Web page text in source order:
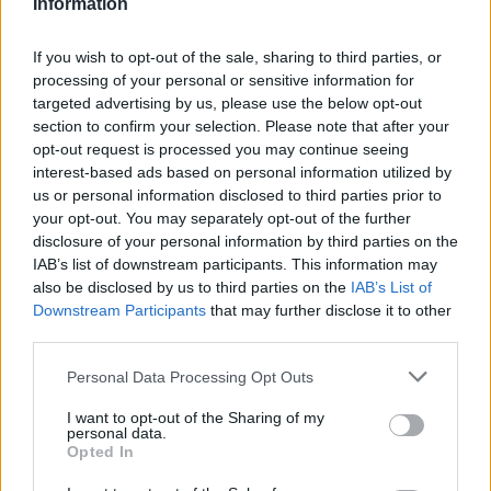
Information
If you wish to opt-out of the sale, sharing to third parties, or
processing of your personal or sensitive information for
targeted advertising by us, please use the below opt-out
section to confirm your selection. Please note that after your
opt-out request is processed you may continue seeing
interest-based ads based on personal information utilized by
us or personal information disclosed to third parties prior to
your opt-out. You may separately opt-out of the further
disclosure of your personal information by third parties on the
IAB’s list of downstream participants. This information may
also be disclosed by us to third parties on the IAB’s List of
Downstream Participants that may further disclose it to other
Personal Data Processing Opt Outs
I want to opt-out of the Sharing of my
personal data.
Opted In
Telefon: 18008123
Weboldal:
http://www.mugyujtokhaza.hu
Bemutatkozás: 2013 nyarán nyitottuk meg Galériánkat
Budapesten, a II. kerületben. Célunk, hogy az eladók optimális
áron, gyorsan találjanak vevőt műtárgyaikra, az eladók pedig
rendszeresen tudják gazdagítani gyűjteményüket változatos
kínálatunkból. Ezért is rendezünk minden második héten,
szerda esténként online árverést! Kedd-től péntek-ig 11.00-este
18.00 óráig várjuk szeretettel az érdeklődőket.
GALÉRIA TOVÁBBI MŰTÁRGYAI